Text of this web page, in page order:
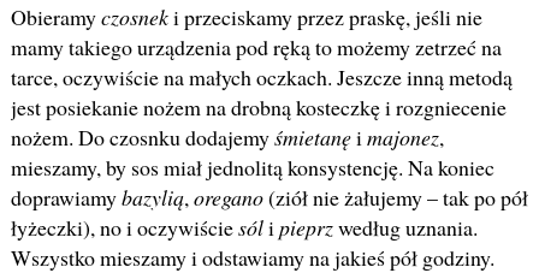
Obieramyczosneki przeciskamy przez praskę, jeśli nie
mamy takiego urządzenia pod ręką to możemy zetrzeć na
tarce, oczywiście na małych oczkach. Jeszcze inną metodą
jest posiekanie nożem na drobną kosteczkę i rozgniecenie
nożem. Do czosnku dodajemyśmietanęi majonez,
mieszamy, by sos miał jednolitą konsystencję. Na koniec
doprawiamybazylią, oregano(ziół nie żałujemy – tak po pół
łyżeczki), no i oczywiściesóli pieprzwedług uznania.
Wszystko mieszamy i odstawiamy na jakieś pół godziny.